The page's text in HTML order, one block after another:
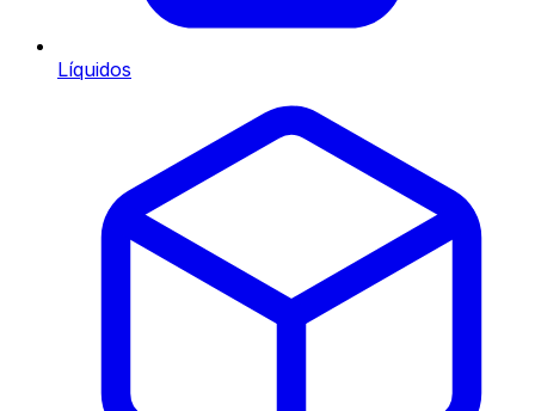
Líquidos